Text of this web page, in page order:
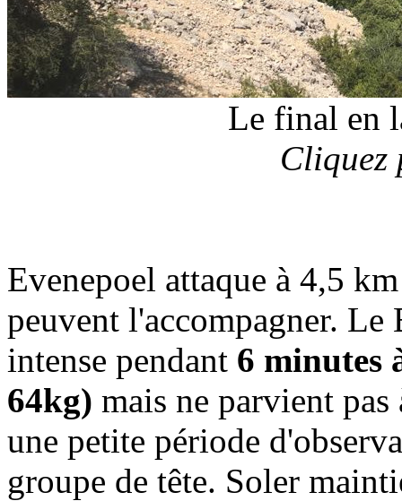
Le final en
Evenepoel attaque à 4,5
peuvent l'accompagner. Le
intense pendant 6 minutes
64kg) mais ne parvient
une petite période
groupe de tête. Soler